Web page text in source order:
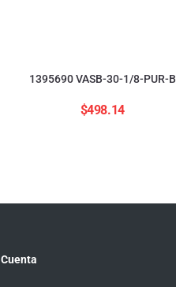
1395690 VASB-30-1/8-PUR-B
$498.14
Cuenta